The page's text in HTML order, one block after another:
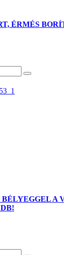
ÉRMÉS
A